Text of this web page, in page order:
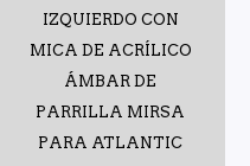
IZQUIERDO CON
MICA DE ACRÍLICO
ÁMBAR DE
PARRILLA MIRSA
PARA ATLANTIC